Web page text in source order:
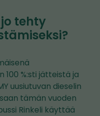
tehty
100 %:sti jätteistä ja
uusiutuvan dieselin
tämän vuoden
Rinkeli käyttää